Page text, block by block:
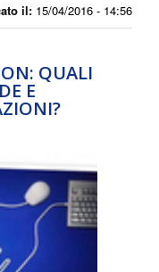
il: 15/04/2016 - 14:56
QUALI
E